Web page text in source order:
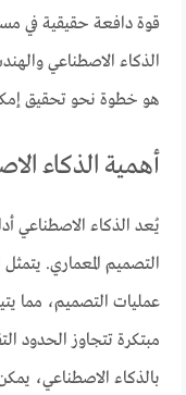
قوة دافعة حقيقية في
الذكاء الاصطناعي
هو خطوة نحو تحقيق
أهمية الذكاء
يُعد الذكاء الاصطناعي
التصميم المعماري.
عمليات التصميم، مما
مبتكرة تتجاوز الحدود
بالذكاء الاصطناعي،